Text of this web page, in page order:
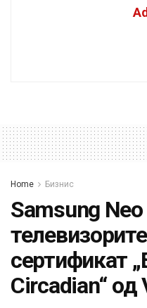
Home Бизнис
Samsung
сертификат
Circadian“ од